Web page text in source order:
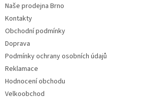
Naše prodejna Brno
Kontakty
Obchodní podmínky
Doprava
Podmínky ochrany osobních údajů
Reklamace
Hodnocení obchodu
Velkoobchod